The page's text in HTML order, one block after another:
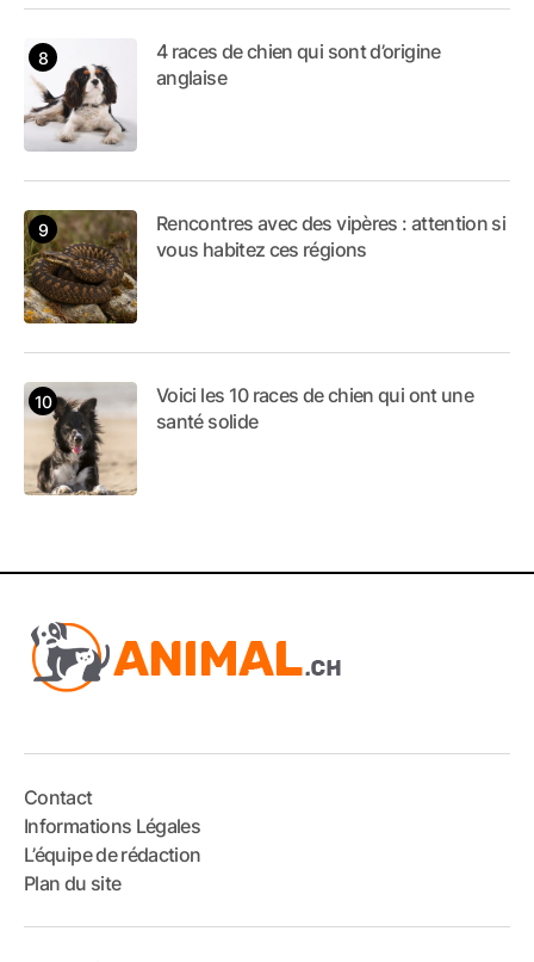
4 races de chien qui sont d’origine
anglaise
Rencontres avec des vipères : attention si
vous habitez ces régions
Voici les 10 races de chien qui ont une
santé solide
Contact
Informations Légales
L’équipe de rédaction
Plan du site